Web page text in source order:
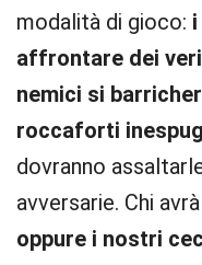
modalità di gioco:
affrontare dei
nemici si
roccaforti
dovranno
avversarie. Chi
oppure i nostri